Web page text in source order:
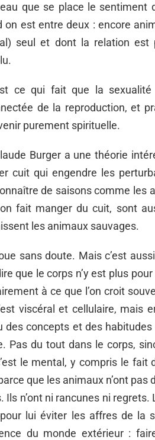
que se place le sentiment
on est entre deux : encore
seul et dont la relation est
ce qui fait que la
de la reproduction, et
purement spirituelle.
Burger a une théorie
cuit qui engendre les
de saisons comme les
fait manger du cuit, sont
les animaux sauvages.
sans doute. Mais c’est
que le corps n’y est plus
à ce que l’on croit
viscéral et cellulaire, mais
des concepts et des
Pas du tout dans le corps,
le mental, y compris le fait
que les animaux n’ont
Ils n’ont ni rancunes ni
pour lui éviter les affres de
du monde extérieur :